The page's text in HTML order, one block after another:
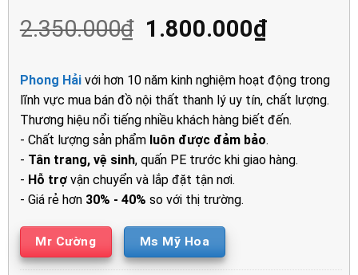
2.350.000₫ Giá
là:
2.350.000₫.
1.800.000₫Giá
tại
là:
Phong Hảivới hơn 10 năm kinh nghiệm hoạt động trong
lĩnh vực mua bán đồ nội thất thanh lý uy tín, chất lượng.
Thương hiệu nổi tiếng nhiều khách hàng biết đến.
- Chất lượng sản phẩm luôn được đảm bảo.
- Tân trang, vệ sinh, quấn PE trước khi giao hàng.
- Hỗ trợvận chuyển và lắp đặt tận nơi.
- Giá rẻ hơn 30% - 40% so với thị trường.
Mr Cường Ms Mỹ Hoa